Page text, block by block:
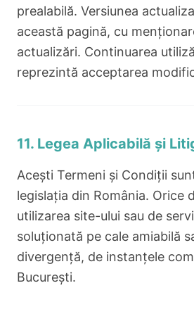
prealabilă. Versiunea
această pagină, cu
actualizări. Continuarea
reprezintă acceptarea
11. Legea Aplicabilă și
Acești Termeni și Condiții
legislația din România. Orice
utilizarea site-ului sau de
soluționată pe cale amiabilă
divergență, de instanțele
București.